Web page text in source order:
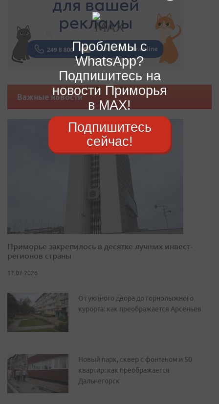
Важные новости
Приморье закрепилось в десятке лучших инвест-
регионов страны
17.07.2026
От уютного двора до горнолыжного
курорта: как преображается Арсеньев
Новый парк, сквер с фонтаном и 50
квартир: как преображается
Дальнегорск
Проблемы с
WhatsApp?
Подпишитесь на
новости Приморья
в MAX!
Подпишитесь
сейчас!